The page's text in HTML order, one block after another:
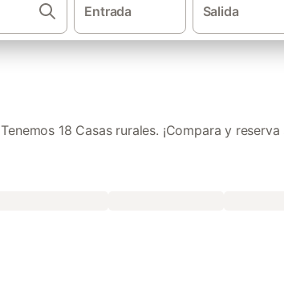
Entrada Salida
Tenemos 18 Casas rurales. ¡Compara y